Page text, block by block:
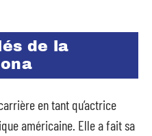
de la
en tant qu’actrice
américaine. Elle a fait sa